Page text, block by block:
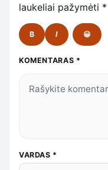
laukeliai pažymėti *
B I 😀
KOMENTARAS *
VARDAS *